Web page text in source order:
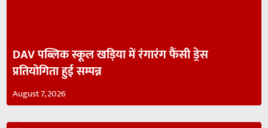
DAV पब्लिक स्कूल खड़िया में रंगारंग फैंसी ड्रेस
प्रतियोगिता हुई सम्पन्न
August 7, 2026